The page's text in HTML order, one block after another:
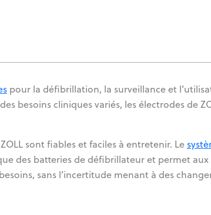
pour la défibrillation, la surveillance et
besoins cliniques variés, les électrodes de
sont fiables et faciles à entretenir. Le
des batteries de défibrillateur et permet aux
sans l’incertitude menant à des